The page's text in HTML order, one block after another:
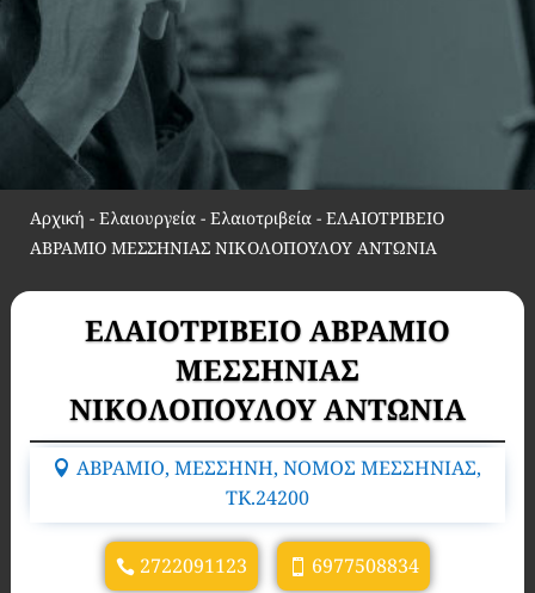
Αρχική - Ελαιουργεία - Ελαιοτριβεία- ΕΛΑΙΟΤΡΙΒΕΙΟ
ΑΒΡΑΜΙΟ ΜΕΣΣΗΝΙΑΣ ΝΙΚΟΛΟΠΟΥΛΟΥ ΑΝΤΩΝΙΑ
ΕΛΑΙΟΤΡΙΒΕΙΟ ΑΒΡΑΜΙΟ
ΜΕΣΣΗΝΙΑΣ
ΝΙΚΟΛΟΠΟΥΛΟΥ ΑΝΤΩΝΙΑ
ΑΒΡΑΜΙΟ, ΜΕΣΣΗΝΗ, ΝΟΜΟΣ ΜΕΣΣΗΝΙΑΣ,
TK.24200
2722091123 6977508834